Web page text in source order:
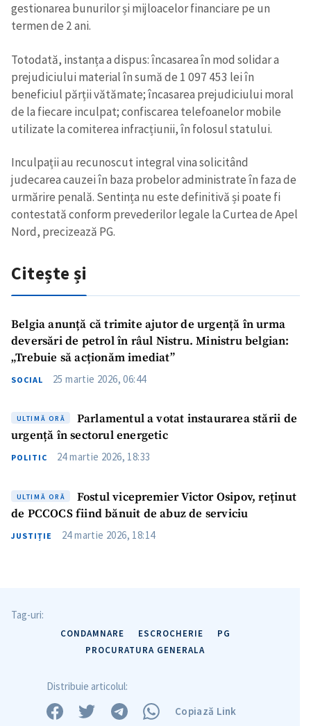
Trimite o informație
Despre ZdG
gestionarea bunurilor și mijloacelor financiare pe un
termen de 2 ani.
Totodată, instanța a dispus: încasarea în mod solidar a
prejudiciului material în sumă de 1 097 453 lei în
beneficiul părții vătămate; încasarea prejudiciului moral
de la fiecare inculpat; confiscarea telefoanelor mobile
utilizate la comiterea infracțiunii, în folosul statului.
Inculpații au recunoscut integral vina solicitând
judecarea cauzei în baza probelor administrate în faza de
urmărire penală. Sentința nu este definitivă și poate fi
contestată conform prevederilor legale la Curtea de Apel
Nord, precizează PG.
Citește și
Belgia anunță că trimite ajutor de urgență în urma
deversări de petrol în râul Nistru. Ministru belgian:
„Trebuie să acționăm imediat”
SOCIAL 25 martie 2026, 06:44
ULTIMĂ ORĂ
Parlamentul a votat instaurarea stării de
urgență în sectorul energetic
POLITIC 24 martie 2026, 18:33
ULTIMĂ ORĂ
Fostul vicepremier Victor Osipov, reținut
de PCCOCS fiind bănuit de abuz de serviciu
JUSTIȚIE 24 martie 2026, 18:14
Tag-uri:
CONDAMNARE ESCROCHERIE
PG
PROCURATURA GENERALA
Distribuie articolul:
Copiază Link